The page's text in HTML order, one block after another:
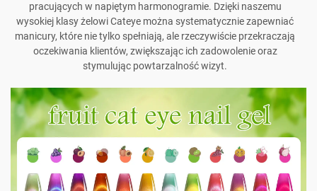
pracujących w napiętym harmonogramie. Dzięki naszemu
wysokiej klasy żelowi Cateye można systematycznie zapewniać
manicury, które nie tylko spełniają, ale rzeczywiście przekraczają
oczekiwania klientów, zwiększając ich zadowolenie oraz
stymulując powtarzalność wizyt.